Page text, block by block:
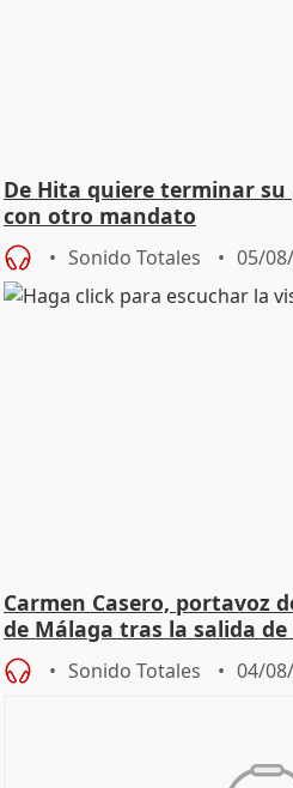
De Hita quiere terminar su
con otro mandato
Sonido Totales 05/
Carmen Casero, portavoz
de Málaga tras la salida de
Sonido Totales 04/